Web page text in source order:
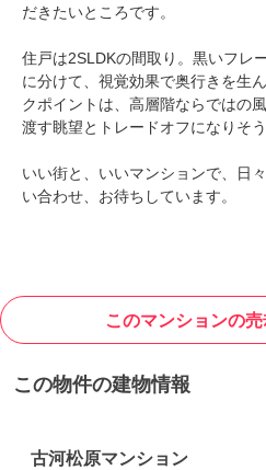
だきたいところです。
住戸は2SLDKの間取り。黒いフレ
に分けて、視覚効果で奥行きを生
クポイントは、高層階ならではの
渡す眺望とトレードオフになりそう
いい街と、いいマンションで、日
い合わせ、お待ちしています。
このマンションの
この物件の建物情報
古河松原マンション